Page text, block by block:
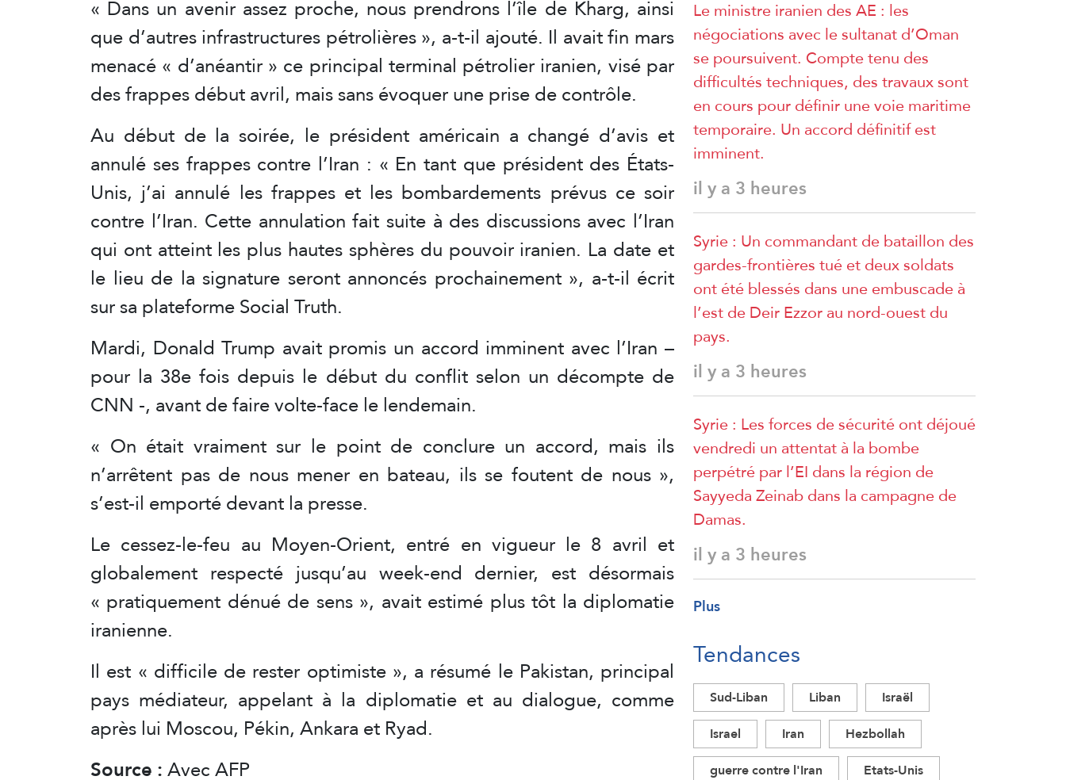
« Dans un avenir assez proche, nous prendrons l’île de Kharg, ainsi
que d’autres infrastructures pétrolières », a-t-il ajouté. Il avait fin mars
menacé « d’anéantir » ce principal terminal pétrolier iranien, visé par
des frappes début avril, mais sans évoquer une prise de contrôle.
Au début de la soirée, le président américain a changé d’avis et
annulé ses frappes contre l’Iran : « En tant que président des États-
Unis, j’ai annulé les frappes et les bombardements prévus ce soir
contre l’Iran. Cette annulation fait suite à des discussions avec l’Iran
qui ont atteint les plus hautes sphères du pouvoir iranien. La date et
le lieu de la signature seront annoncés prochainement », a-t-il écrit
sur sa plateforme Social Truth.
Mardi, Donald Trump avait promis un accord imminent avec l’Iran –
pour la 38e fois depuis le début du conflit selon un décompte de
CNN -, avant de faire volte-face le lendemain.
« On était vraiment sur le point de conclure un accord, mais ils
n’arrêtent pas de nous mener en bateau, ils se foutent de nous »,
s’est-il emporté devant la presse.
Le cessez-le-feu au Moyen-Orient, entré en vigueur le 8 avril et
globalement respecté jusqu’au week-end dernier, est désormais
« pratiquement dénué de sens », avait estimé plus tôt la diplomatie
iranienne.
Il est « difficile de rester optimiste », a résumé le Pakistan, principal
pays médiateur, appelant à la diplomatie et au dialogue, comme
après lui Moscou, Pékin, Ankara et Ryad.
Source :Avec AFP
Le ministre iranien des AE : les
négociations avec le sultanat d’Oman
se poursuivent. Compte tenu des
difficultés techniques, des travaux sont
en cours pour définir une voie maritime
temporaire. Un accord définitif est
imminent.
il y a 3 heures
Syrie : Un commandant de bataillon des
gardes-frontières tué et deux soldats
ont été blessés dans une embuscade à
l’est de Deir Ezzor au nord-ouest du
pays.
il y a 3 heures
Syrie : Les forces de sécurité ont déjoué
vendredi un attentat à la bombe
perpétré par l’EI dans la région de
Sayyeda Zeinab dans la campagne de
Damas.
il y a 3 heures
Plus
Tendances
Sud-Liban Liban
Israël
Israel
Iran
Hezbollah
guerre contre l'Iran
Etats-Unis